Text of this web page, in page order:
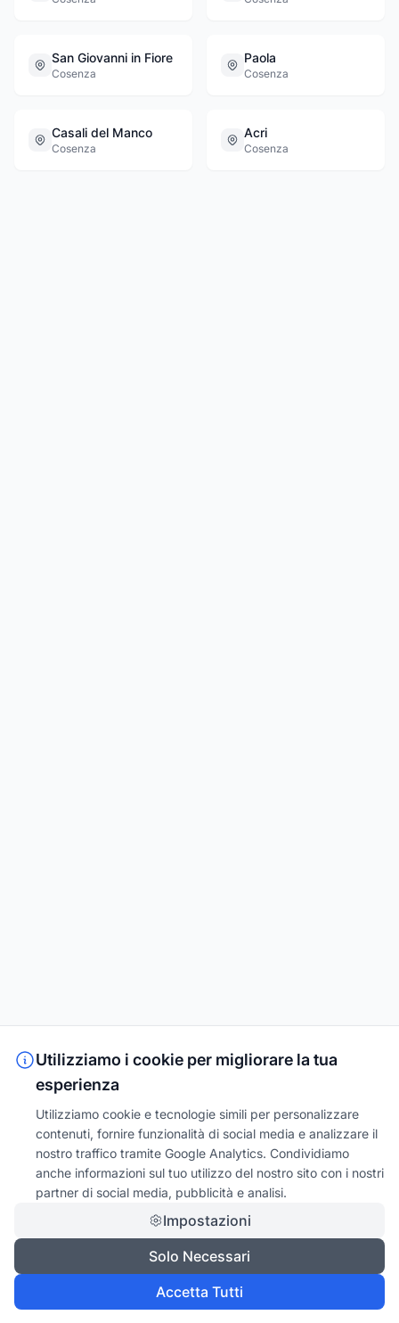
San Giovanni in Fiore
Cosenza
Paola
Cosenza
Casali del Manco
Cosenza
Acri
Cosenza
Utilizziamo i cookie per migliorare la tua
esperienza
Utilizziamo cookie e tecnologie simili per personalizzare
contenuti, fornire funzionalità di social media e analizzare il
nostro traffico tramite Google Analytics. Condividiamo
anche informazioni sul tuo utilizzo del nostro sito con i nostri
partner di social media, pubblicità e analisi.
Impostazioni
Solo Necessari
Accetta Tutti